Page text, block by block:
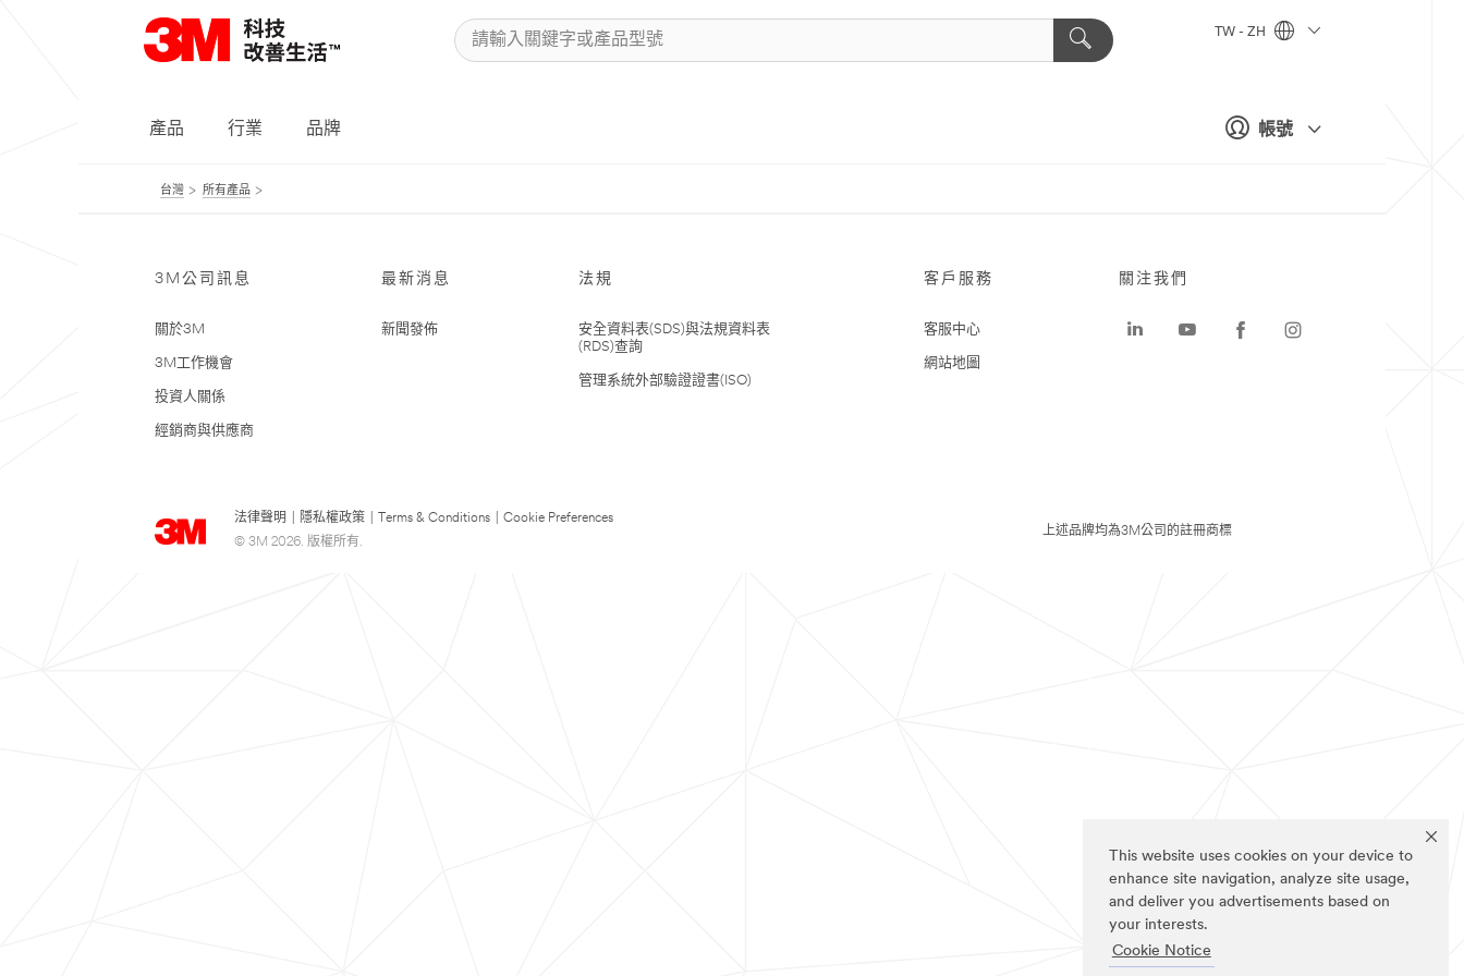
This website uses cookies on your device to
enhance site navigation, analyze site usage,
and deliver you advertisements based on
your interests.
Cookie Notice
帳號
TW - ZH
產品 行業 品牌
台灣 所有產品
3M公司訊息
關於3M
3M工作機會
投資人關係
經銷商與供應商
最新消息
新聞發佈
法規
安全資料表(SDS)與法規資料表
(RDS)查詢
管理系統外部驗證證書(ISO)
客戶服務
客服中心
網站地圖
法律聲明 隱私權政策 Terms & Conditions
Cookie Preferences
© 3M 2026. 版權所有.
關注我們
上述品牌均為3M公司的註冊商標